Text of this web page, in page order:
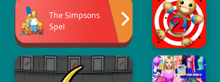
The Simpsons
Spel